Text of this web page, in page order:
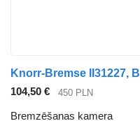
104,50 € 450 PLN
Bremzēšanas kamera